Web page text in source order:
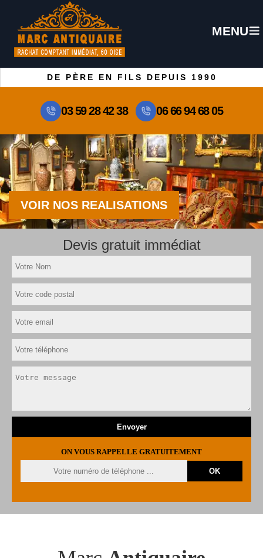
MENU
DE PÈRE EN FILS DEPUIS 1990
03 59 28 42 38 06 66 94 68 05
VOIR NOS REALISATIONS
Devis gratuit immédiat
ON VOUS RAPPELLE GRATUITEMENT